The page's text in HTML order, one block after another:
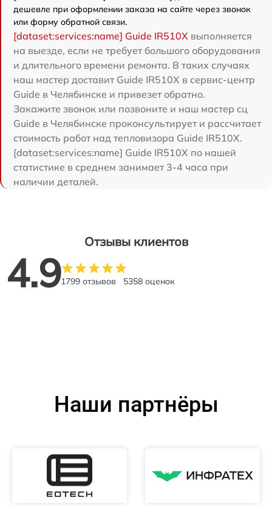
дешевле при оформлении заказа на сайте через звонок
или форму обратной связи.
[dataset:services:name] Guide IR510X выполняется
на выезде, если не требует большого оборудования
и длительного времени ремонта. В таких случаях
наш мастер доставит Guide IR510X в сервис-центр
Guide в Челябинске и привезет обратно.
Закажите звонок или позвоните и наш мастер сц
Guide в Челябинске проконсультирует и рассчитает
стоимость работ над тепловизора Guide IR510X.
[dataset:services:name] Guide IR510X по нашей
статистике в среднем занимает 3-4 часа при
наличии деталей.
Отзывы клиентов
4.91799 отзывов 5358 оценок
Наши партнёры